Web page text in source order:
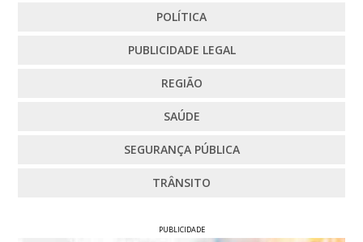
POLÍTICA
PUBLICIDADE LEGAL
REGIÃO
SAÚDE
SEGURANÇA PÚBLICA
TRÂNSITO
PUBLICIDADE